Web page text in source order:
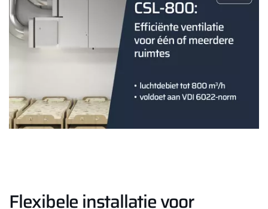
Flexibele installatie voor
Mail de WOLF Service
Adresgegevens
Ook interessant?